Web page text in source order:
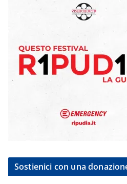
Sostienici con una